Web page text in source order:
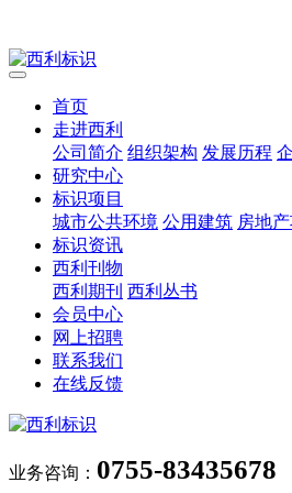
首页
走进西利
公司简介 组织架构 发展历程
研究中心
标识项目
城市公共环境 公用建筑 房地产
标识资讯
西利刊物
西利期刊 西利丛书
会员中心
网上招聘
联系我们
在线反馈
业务咨询： 0755-83435678